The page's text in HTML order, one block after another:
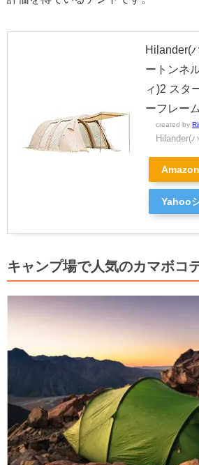
Hilander(
ートンネ
ィ)2 スタ
ーフレーム
created by
Hilander(
Amazon
Yahoo
キャンプ場で人気のカマボコ